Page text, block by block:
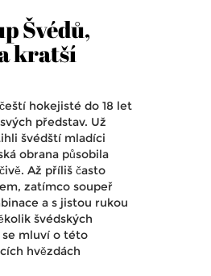
Švédů,
kratší
hokejisté do 18 let
představ. Už
švédští mladíci
obrana působila
Až příliš často
zatímco soupeř
a s jistou rukou
švédských
se mluví o této
hvězdách